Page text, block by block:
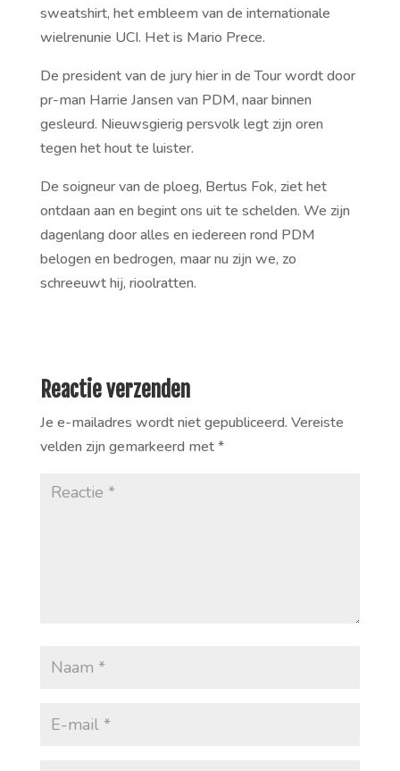
sweatshirt, het embleem van de internationale
wielrenunie UCI. Het is Mario Prece.
De president van de jury hier in de Tour wordt door
pr-man Harrie Jansen van PDM, naar binnen
gesleurd. Nieuwsgierig persvolk legt zijn oren
tegen het hout te luister.
De soigneur van de ploeg, Bertus Fok, ziet het
ontdaan aan en begint ons uit te schelden. We zijn
dagenlang door alles en iedereen rond PDM
belogen en bedrogen, maar nu zijn we, zo
schreeuwt hij, rioolratten.
Reactie verzenden
Je e-mailadres wordt niet gepubliceerd. Vereiste
velden zijn gemarkeerd met*